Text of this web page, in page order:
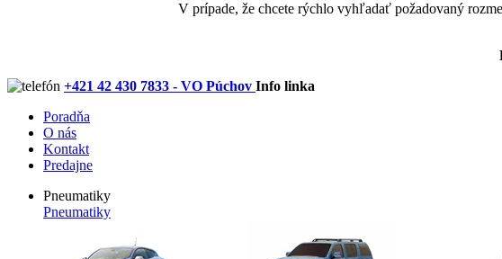
V prípade, že chcete rýchlo vyhľadať požadovaný
+421 42 430 7833 - VO Púchov Info linka
Poradňa
O nás
Kontakt
Predajne
Pneumatiky
Pneumatiky